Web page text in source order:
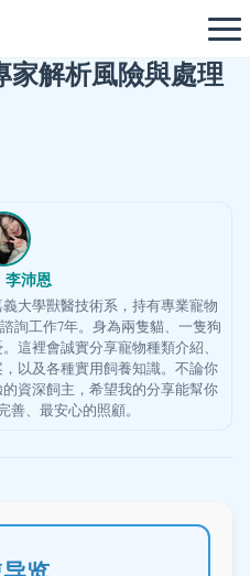
家解析風險與處理
李沛恩
大學獸醫技術系，持有專業寵物
詢工作7年。身為兩隻貓、一隻狗
這裡會誠實分享寵物種類介紹、
以及各種實用飼養知識。不論你
資深飼主，希望我的分享能幫你
善、最安心的照顧。